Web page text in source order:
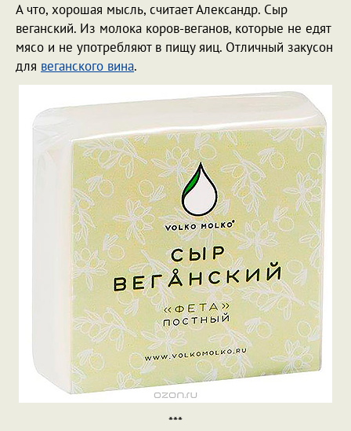
А что, хорошая мысль, считает Александр. Сыр
веганский. Из молока коров-веганов, которые не едят
мясо и не употребляют в пищу яиц. Отличный закусон
для веганского вина.
***